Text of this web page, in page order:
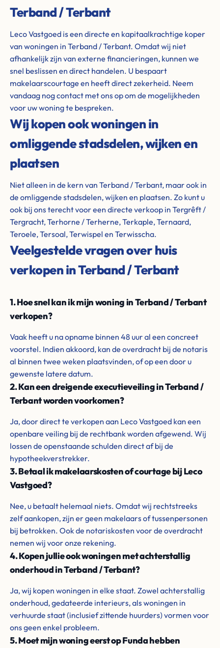
Terband / Terbant
Leco Vastgoed is een directe en kapitaalkrachtige koper
van woningen in Terband / Terbant. Omdat wij niet
afhankelijk zijn van externe financieringen, kunnen we
snel beslissen en direct handelen. U bespaart
makelaarscourtage en heeft direct zekerheid. Neem
vandaag nog contact met ons op om de mogelijkheden
voor uw woning te bespreken.
Wij kopen ook woningen in
omliggende stadsdelen, wijken en
plaatsen
Niet alleen in de kern van Terband / Terbant, maar ook in
de omliggende stadsdelen, wijken en plaatsen. Zo kunt u
ook bij ons terecht voor een directe verkoop in Tergrêft /
Tergracht, Terhorne / Terherne, Terkaple, Ternaard,
Teroele, Tersoal, Terwispel en Terwisscha.
Veelgestelde vragen over huis
verkopen in Terband / Terbant
1. Hoe snel kan ik mijn woning in Terband / Terbant
verkopen?
Vaak heeft u na opname binnen 48 uur al een concreet
voorstel. Indien akkoord, kan de overdracht bij de notaris
al binnen twee weken plaatsvinden, of op een door u
gewenste latere datum.
2. Kan een dreigende executieveiling in Terband /
Terbant worden voorkomen?
Ja, door direct te verkopen aan Leco Vastgoed kan een
openbare veiling bij de rechtbank worden afgewend. Wij
lossen de openstaande schulden direct af bij de
hypotheekverstrekker.
3. Betaal ik makelaarskosten of courtage bij Leco
Vastgoed?
Nee, u betaalt helemaal niets. Omdat wij rechtstreeks
zelf aankopen, zijn er geen makelaars of tussenpersonen
bij betrokken. Ook de notariskosten voor de overdracht
nemen wij voor onze rekening.
4. Kopen jullie ook woningen met achterstallig
onderhoud in Terband / Terbant?
Ja, wij kopen woningen in elke staat. Zowel achterstallig
onderhoud, gedateerde interieurs, als woningen in
verhuurde staat (inclusief zittende huurders) vormen voor
ons geen enkel probleem.
5. Moet mijn woning eerst op Funda hebben